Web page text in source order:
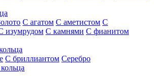
С агатом С аметистом С
изумрудом С камнями С фианитом
С бриллиантом Серебро